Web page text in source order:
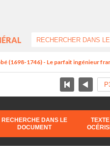
(1698-1746) - Le parfait ingénieur
RECHERCHE DANS LE
DOCUMENT
TEXTE